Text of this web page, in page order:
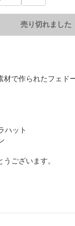
売り切れました
材で作られたフェド
ハット
ございます。